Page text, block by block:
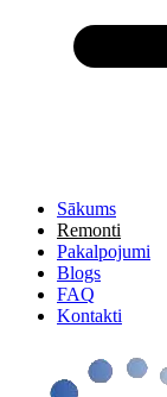
Sākums
Remonti
Pakalpojumi
Blogs
FAQ
Kontakti